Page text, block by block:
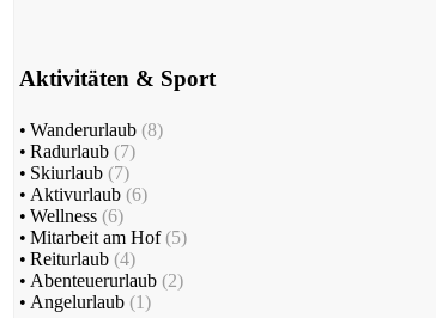
Aktivitäten & Sport
• Wanderurlaub (8)
• Radurlaub (7)
• Skiurlaub (7)
• Aktivurlaub (6)
• Wellness (6)
• Mitarbeit am Hof (5)
• Reiturlaub (4)
• Abenteuerurlaub (2)
• Angelurlaub (1)